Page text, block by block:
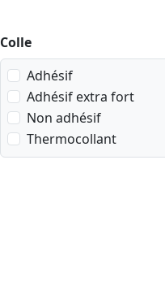
Colle
Adhésif
Adhésif extra fort
Non adhésif
Thermocollant